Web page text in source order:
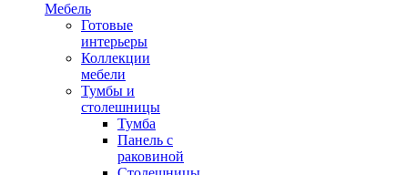
Мебель
Готовые
интерьеры
Коллекции
мебели
Тумбы и
столешницы
Тумба
Панель с
раковиной